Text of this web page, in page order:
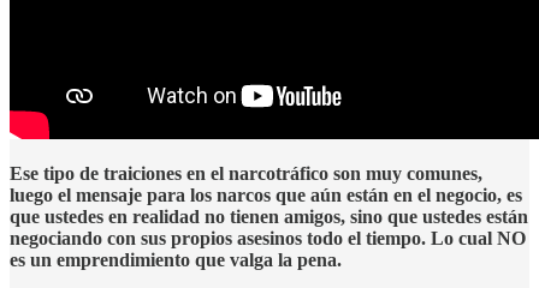
Ese tipo de traiciones en el narcotráfico son muy comunes,
luego el mensaje para los narcos que aún están en el negocio, es
que ustedes en realidad no tienen amigos, sino que ustedes están
negociando con sus propios asesinos todo el tiempo. Lo cual NO
es un emprendimiento que valga la pena.